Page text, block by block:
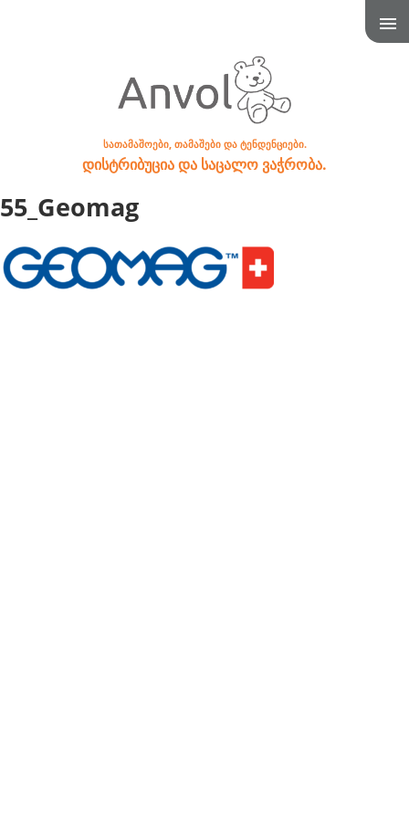
სათამაშოები, თამაშები და ტენდენციები.
დისტრიბუცია და საცალო ვაჭრობა.
55_Geomag